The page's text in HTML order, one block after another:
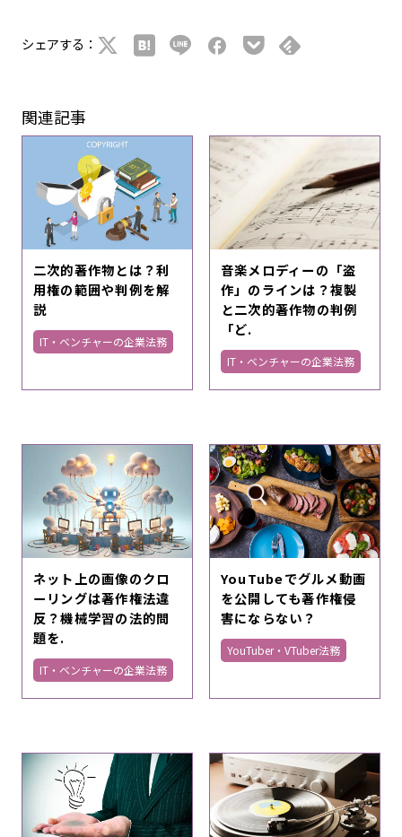
シェアする：
関連記事
二次的著作物とは？利
用権の範囲や判例を解
説
IT・ベンチャーの企業法務
音楽メロディーの「盗
作」のラインは？複製
と二次的著作物の判例
「ど.
IT・ベンチャーの企業法務
ネット上の画像のクロ
ーリングは著作権法違
反？機械学習の法的問
題を.
IT・ベンチャーの企業法務
YouTubeでグルメ動画
を公開しても著作権侵
害にならない？
YouTuber・VTuber法務